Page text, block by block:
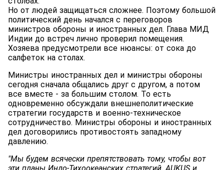
Но от людей защищаться сложнее. Поэтому большой
политический день начался с переговоров
министров обороны и иностранных дел. Глава МИД
Индии до встреч лично проверил помещения.
Хозяева предусмотрели все нюансы: от сока до
салфеток на столах.
Министры иностранных дел и министры обороны
сегодня сначала общались друг с другом, а потом
все вместе - за большим столом. То есть
одновременно обсуждали внешнеполитические
стратегии государств и военно-техническое
сотрудничество. Министры обороны и иностранных
дел договорились противостоять западному
давлению.
"Мы будем всячески препятствовать тому, чтобы вот